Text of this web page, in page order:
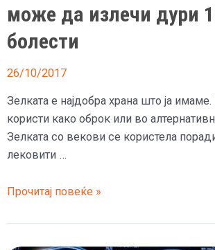
може да излечи дури
болести
26/10/2017
Зелката е најдобра храна што ја
користи како оброк или во
Зелката со векови се користела
лековити …
Волшебен
од
зелка
Прочитај повеќе »